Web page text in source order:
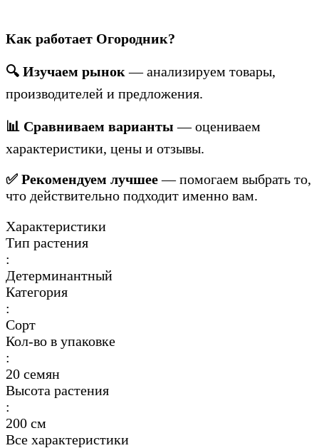
Как работает Огородник?
🔍 Изучаем рынок — анализируем товары,
производителей и предложения.
📊 Сравниваем варианты — оцениваем
характеристики, цены и отзывы.
✅ Рекомендуем лучшее— помогаем выбрать то,
что действительно подходит именно вам.
Характеристики
Тип растения
:
Детерминантный
Категория
:
Сорт
Кол-во в упаковке
:
20 семян
Высота растения
:
200 см
Все характеристики